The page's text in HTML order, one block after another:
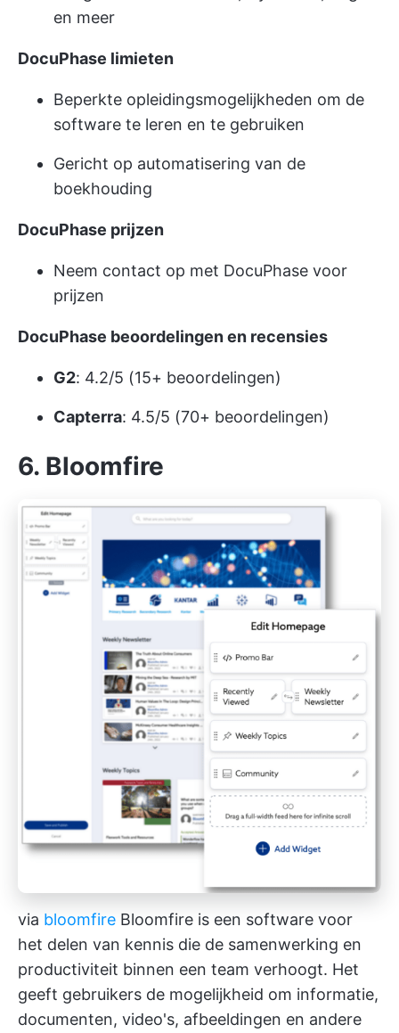
en meer
DocuPhase limieten
Beperkte opleidingsmogelijkheden om de
software te leren en te gebruiken
Gericht op automatisering van de
boekhouding
DocuPhase prijzen
Neem contact op met DocuPhase voor
prijzen
DocuPhase beoordelingen en recensies
G2: 4.2/5 (15+ beoordelingen)
Capterra: 4.5/5 (70+ beoordelingen)
6. Bloomfire
via bloomfire Bloomfire is een software voor
het delen van kennis die de samenwerking en
productiviteit binnen een team verhoogt. Het
geeft gebruikers de mogelijkheid om informatie,
documenten, video's, afbeeldingen en andere